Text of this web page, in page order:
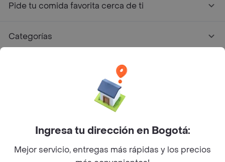
Pide tu comida favorita cerca de ti
Categorías
Facebook
Twitter
Instagram
©2026Rappi Inc. All rights reserved.
Ingresa tu dirección en Bogotá:
Mejor servicio, entregas más rápidas y los precios